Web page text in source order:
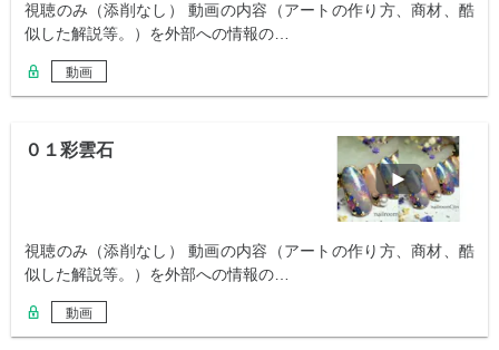
視聴のみ（添削なし） 動画の内容（アートの作り方、商材、酷
似した解説等。）を外部への情報の…
動画
０１彩雲石
視聴のみ（添削なし） 動画の内容（アートの作り方、商材、酷
似した解説等。）を外部への情報の…
動画